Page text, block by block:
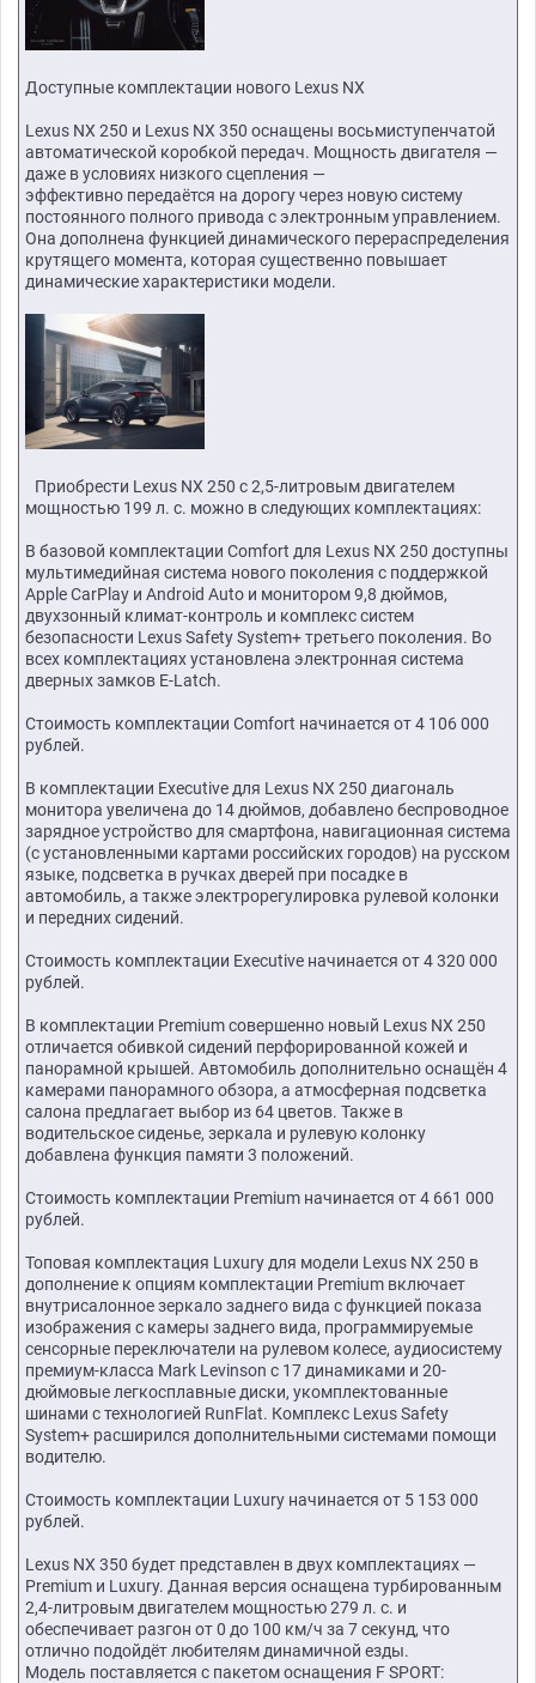
Доступные комплектации нового Lexus NX
Lexus NX 250 и Lexus NX 350 оснащены восьмиступенчатой
автоматической коробкой передач. Мощность двигателя —
даже в условиях низкого сцепления —
эффективно передаётся на дорогу через новую систему
постоянного полного привода с электронным управлением.
Она дополнена функцией динамического перераспределения
крутящего момента, которая существенно повышает
динамические характеристики модели.
​​Приобрести Lexus NX 250 c 2,5-литровым двигателем
мощностью 199 л. с. можно в следующих комплектациях:
В базовой комплектации Comfort для Lexus NX 250 доступны
мультимедийная система нового поколения с поддержкой
Apple CarPlay и Android Auto и монитором 9,8 дюймов,
двухзонный климат-контроль и комплекс систем
безопасности Lexus Safety System+ третьего поколения. Во
всех комплектациях установлена электронная система
дверных замков E-Latch.
Стоимость комплектации Comfort начинается от 4 106 000
рублей.
В комплектации Executive для Lexus NX 250 диагональ
монитора увеличена до 14 дюймов, добавлено беспроводное
зарядное устройство для смартфона, навигационная система
(с установленными картами российских городов) на русском
языке, подсветка в ручках дверей при посадке в
автомобиль, а также электрорегулировка рулевой колонки
и передних сидений.
Стоимость комплектации Executive начинается от 4 320 000
рублей.
В комплектации Premium совершенно новый Lexus NX 250
отличается обивкой сидений перфорированной кожей и
панорамной крышей. Автомобиль дополнительно оснащён 4
камерами панорамного обзора, а атмосферная подсветка
салона предлагает выбор из 64 цветов. Также в
водительское сиденье, зеркала и рулевую колонку
добавлена функция памяти 3 положений.
Стоимость комплектации Premium начинается от 4 661 000
рублей.
Топовая комплектация Luxury для модели Lexus NX 250 в
дополнение к опциям комплектации Premium включает
внутрисалонное зеркало заднего вида с функцией показа
изображения с камеры заднего вида, программируемые
сенсорные переключатели на рулевом колесе, аудиосистему
премиум-класса Mark Levinson с 17 динамиками и 20-
дюймовые легкосплавные диски, укомплектованные
шинами с технологией RunFlat. Комплекс Lexus Safety
System+ расширился дополнительными системами помощи
водителю.
Стоимость комплектации Luxury начинается от 5 153 000
рублей.
Lexus NX 350 будет представлен в двух комплектациях —
Premium и Luxury. Данная версия оснащена турбированным
2,4-литровым двигателем мощностью 279 л. с. и
обеспечивает разгон от 0 до 100 км/ч за 7 секунд, что
отлично подойдёт любителям динамичной езды.
Модель поставляется с пакетом оснащения F SPORT: